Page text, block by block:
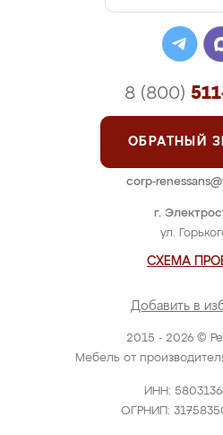
2015 - 2026 ©
Мебель от
ИНН:
ОГРНИП:
г.
ул.
СХЕМА
Добавить в
8 (800)
ОБРАТНЫЙ
corp-